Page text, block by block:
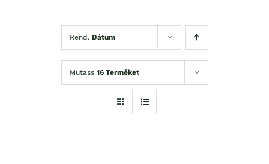
Rend. Dátum
Mutass 16 Terméket